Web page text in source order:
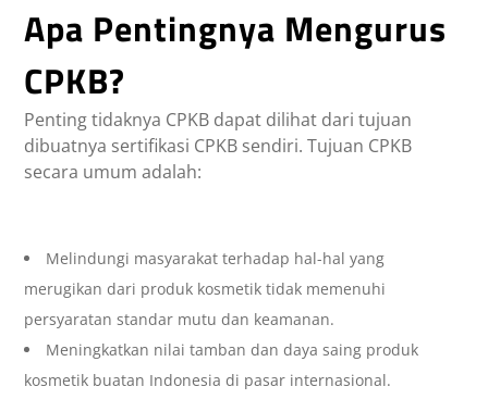
Apa Pentingnya Mengurus
CPKB?
Penting tidaknya CPKB dapat dilihat dari tujuan
dibuatnya sertifikasi CPKB sendiri. Tujuan CPKB
secara umum adalah:
Melindungi masyarakat terhadap hal-hal yang
merugikan dari produk kosmetik tidak memenuhi
persyaratan standar mutu dan keamanan.
Meningkatkan nilai tamban dan daya saing produk
kosmetik buatan Indonesia di pasar internasional.